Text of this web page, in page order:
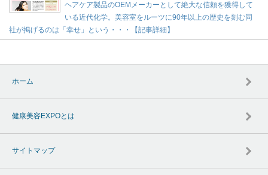
ヘアケア製品のOEMメーカーとして絶大な信頼を獲得して
いる近代化学。美容室をルーツに90年以上の歴史を刻む同
社が掲げるのは「幸せ」という・・・【記事詳細】
ホーム
健康美容EXPOとは
サイトマップ